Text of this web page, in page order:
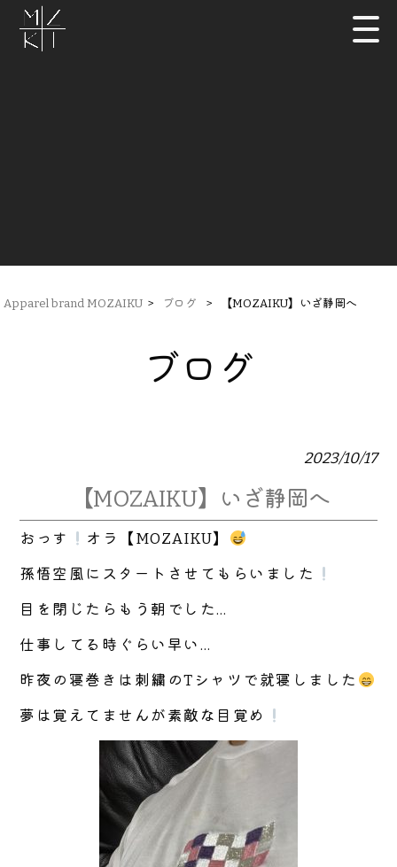
Apparel brand MOZAIKU > ブログ > 【MOZAIKU】いざ静岡へ
ブログ
2023/10/17
【MOZAIKU】いざ静岡へ
おっす
オラ【MOZAIKU】
孫悟空風にスタートさせてもらいました
目を閉じたらもう朝でした…
仕事してる時ぐらい早い…
昨夜の寝巻きは刺繍のTシャツで就寝しました
夢は覚えてませんが素敵な目覚め